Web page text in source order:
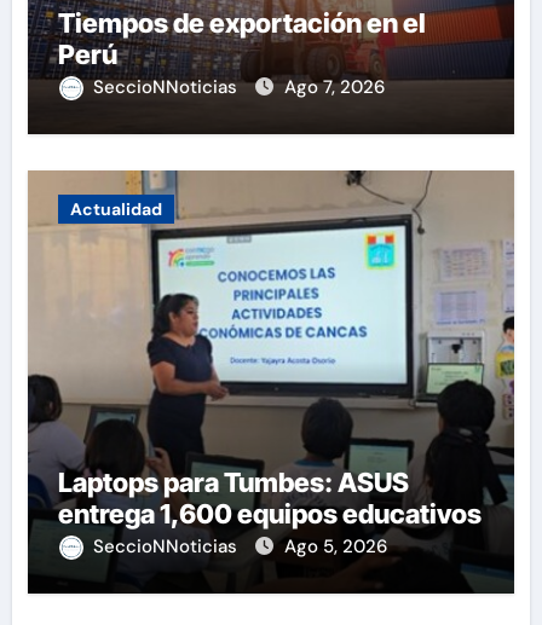
Tiempos de exportación en el
Perú
SeccioNNoticias Ago 7, 2026
Actualidad
Laptops para Tumbes: ASUS
entrega 1,600 equipos educativos
SeccioNNoticias Ago 5, 2026